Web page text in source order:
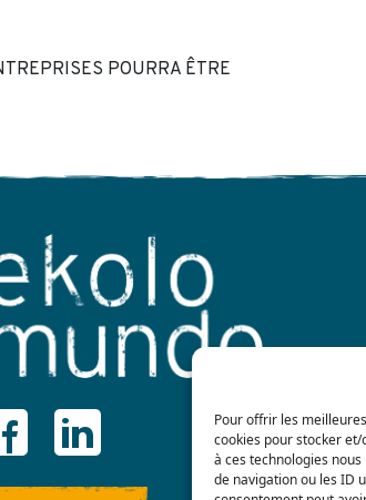
Pour offrir les
cookies pour stocker
à ces technologies
de navigation ou les ID
POURRA ÊTRE